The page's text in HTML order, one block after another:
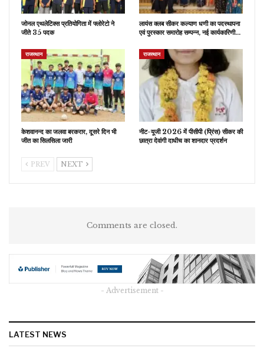
जोनल एथलेटिक्स प्रतियोगिता में फ्लोरेटो ने
जीते 35 पदक
लायंस क्लब सीकर कल्याण धणी का पदस्थापना
एवं पुरस्कार समारोह सम्पन्न, नई कार्यकारिणी…
राजस्थान
केशवानन्द का जलवा बरकरार, दूसरे दिन भी
जीत का सिलसिला जारी
राजस्थान
नीट-यूजी 2026 में पीसीपी (प्रिंस) सीकर की
छात्रा देवांगी दाधीच का शानदार प्रदर्शन
PREV NEXT
Comments are closed.
- Advertisement -
LATEST NEWS